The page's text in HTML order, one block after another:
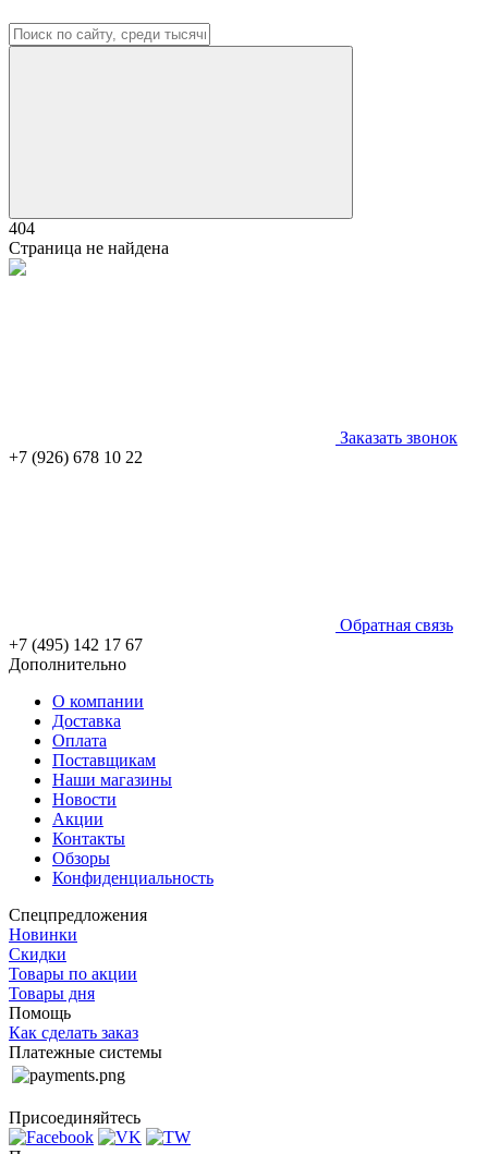
404
Страница не найдена
Заказать звонок
+7 (926) 678 10 22
Обратная связь
+7 (495) 142 17 67
Дополнительно
О компании
Доставка
Оплата
Поставщикам
Наши магазины
Новости
Акции
Контакты
Обзоры
Конфиденциальность
Спецпредложения
Новинки
Скидки
Товары по акции
Товары дня
Помощь
Как сделать заказ
Платежные системы
Присоединяйтесь